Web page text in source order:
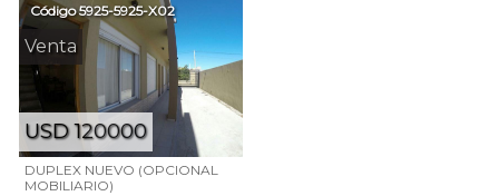
Código5925-5925-X02
Venta
USD 120000
DUPLEX NUEVO (OPCIONAL
MOBILIARIO)